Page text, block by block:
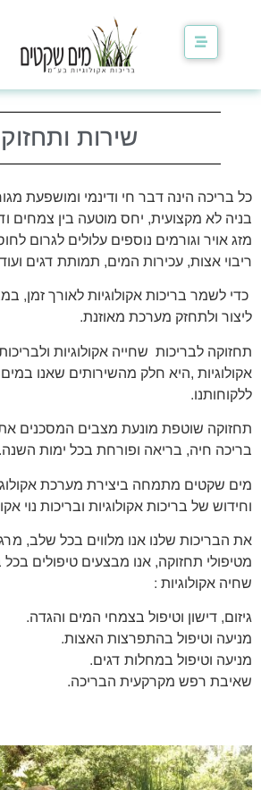
שירות
כל בריכה הינה דבר חי ודינמי ומושפעת
בניה לא מקצועית, יחס מוטעה בין צמחים
מזג אויר וגורמים נוספים עלולים לגרום
ריבוי אצות, עכירות המים, תמותת דגים
כדי לשמר בריכות אקולוגיות לאורך זמן,
ליצור ולתחזק מערכת מאוזנת.
תחזוקה לבריכות שחייה אקולוגיות ולבריכות
אקולוגיות ,היא חלק מהשירותים שאנו
ללקוחותנו.
תחזוקה שוטפת מונעת מצבים המסכנים
בריכה חיה, בריאה ופורחת בכל ימות השנה.
מים שקטים מתמחה ביצירת מערכת
וחידוש של בריכות אקולוגיות ובריכות נוי
את הבריכות שלנו אנו מלווים בכל שלב,
מטיפולי תחזוקה, אנו מבצעים טיפולים בכל
שחיה אקולוגיות :
גיזום, דישון וטיפול בצמחי המים והגדה.
מניעה וטיפול בהתפרצות האצות.
מניעה וטיפול במחלות דגים.
שאיבת רפש מקרקעית הבריכה.